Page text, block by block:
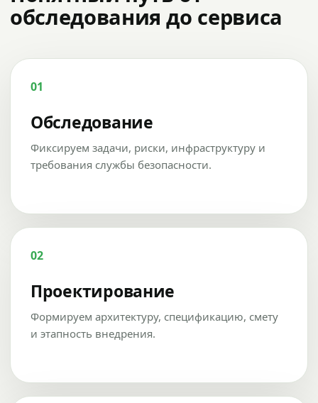
обследования до сервиса
01
Обследование
Фиксируем задачи, риски, инфраструктуру и
требования службы безопасности.
02
Проектирование
Формируем архитектуру, спецификацию, смету
и этапность внедрения.